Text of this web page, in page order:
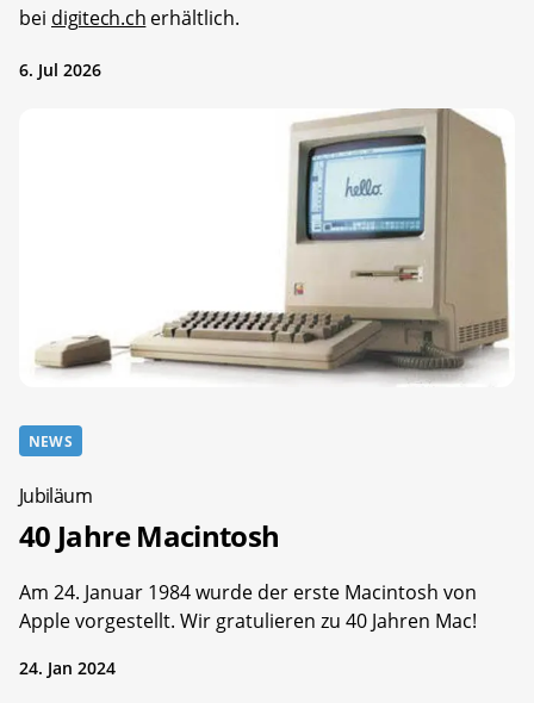
bei digitech.ch erhältlich.
6. Jul 2026
NEWS
Jubiläum
40 Jahre Macintosh
Am 24. Januar 1984 wurde der erste Macintosh von
Apple vorgestellt. Wir gratulieren zu 40 Jahren Mac!
24. Jan 2024